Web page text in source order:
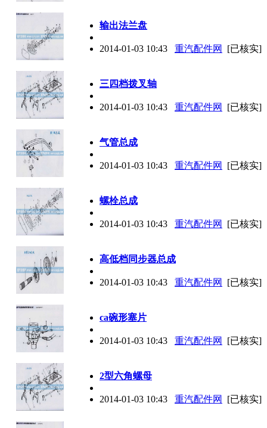
输出法兰盘
2014-01-03 10:43 重汽配件网 [已核实]
三四档拨叉轴
2014-01-03 10:43 重汽配件网 [已核实]
气管总成
2014-01-03 10:43 重汽配件网 [已核实]
螺栓总成
2014-01-03 10:43 重汽配件网 [已核实]
高低档同步器总成
2014-01-03 10:43 重汽配件网 [已核实]
ca碗形塞片
2014-01-03 10:43 重汽配件网 [已核实]
2型六角螺母
2014-01-03 10:43 重汽配件网 [已核实]